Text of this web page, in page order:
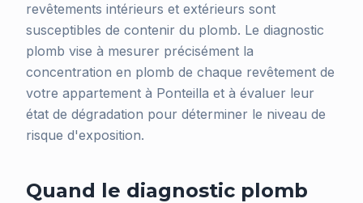
revêtements intérieurs et extérieurs sont
susceptibles de contenir du plomb. Le diagnostic
plomb vise à mesurer précisément la
concentration en plomb de chaque revêtement de
votre appartement à Ponteilla et à évaluer leur
état de dégradation pour déterminer le niveau de
risque d'exposition.
Quand le diagnostic plomb